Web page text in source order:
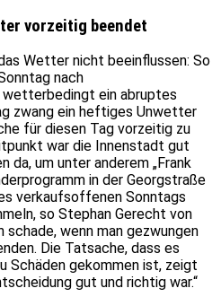
vorzeitig beendet
Wetter nicht beeinflussen: So
nach
wetterbedingt ein abruptes
zwang ein heftiges Unwetter
für diesen Tag vorzeitig zu
war die Innenstadt gut
da, um unter anderem „Frank
in der Georgstraße
verkaufsoffenen Sonntags
so Stephan Gerecht von
schade, wenn man gezwungen
Die Tatsache, dass es
Schäden gekommen ist, zeigt
gut und richtig war.“